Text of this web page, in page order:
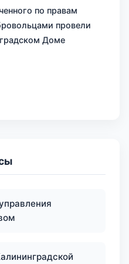
по правам
провели
Доме